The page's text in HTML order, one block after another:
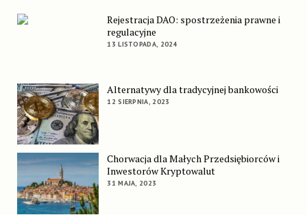
Rejestracja DAO: spostrzeżenia prawne i
regulacyjne
13 LISTOPADA, 2024
Alternatywy dla tradycyjnej bankowości
12 SIERPNIA, 2023
Chorwacja dla Małych Przedsiębiorców i
Inwestorów Kryptowalut
31 MAJA, 2023